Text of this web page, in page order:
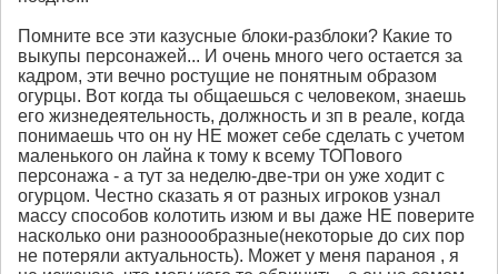
Помните все эти казусные блоки-разблоки? Какие то
выкупы персонажей... И очень много чего остается за
кадром, эти вечно ростущие не понятным образом
огурцы. Вот когда ты общаешься с человеком, знаешь
его жизнедеятельность, должность и зп в реале, когда
понимаешь что он ну НЕ может себе сделать с учетом
маленького он лайна к тому к всему ТОПового
персонажа - а тут за неделю-две-три он уже ходит с
огурцом. Честно сказать я от разных игроков узнал
массу способов колотить изюм и вы даже НЕ поверите
насколько они разноообразные(некоторые до сих пор
не потеряли актуальность). Может у меня параноя , я